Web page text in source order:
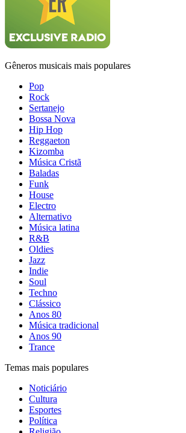
Gêneros musicais mais populares
Pop
Rock
Sertanejo
Bossa Nova
Hip Hop
Reggaeton
Kizomba
Música Cristã
Baladas
Funk
House
Electro
Alternativo
Música latina
R&B
Oldies
Jazz
Indie
Soul
Techno
Clássico
Anos 80
Música tradicional
Anos 90
Trance
Temas mais populares
Noticiário
Cultura
Esportes
Política